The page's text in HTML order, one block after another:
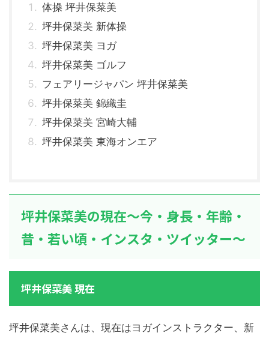
体操 坪井保菜美
坪井保菜美 新体操
坪井保菜美 ヨガ
坪井保菜美 ゴルフ
フェアリージャパン 坪井保菜美
坪井保菜美 錦織圭
坪井保菜美 宮崎大輔
坪井保菜美 東海オンエア
坪井保菜美の現在～今・身長・年齢・
昔・若い頃・インスタ・ツイッター～
坪井保菜美 現在
坪井保菜美さんは、現在はヨガインストラクター、新